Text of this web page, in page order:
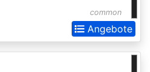
common
Angebote